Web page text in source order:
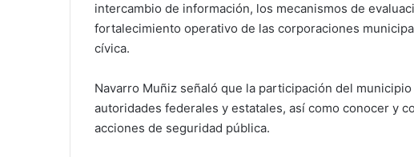
intercambio de información, los mecanismos de
fortalecimiento operativo de las corporaciones
cívica.
Navarro Muñiz señaló que la participación del
autoridades federales y estatales, así como conocer y
acciones de seguridad pública.